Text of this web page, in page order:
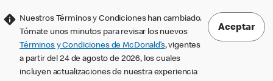
Nuestros Términos y Condiciones han cambiado.
Tómate unos minutos para revisar los nuevos
Términos y Condiciones de McDonald’s, vigentes
a partir del 24 de agosto de 2026, los cuales
incluyen actualizaciones de nuestra experiencia
Aceptar